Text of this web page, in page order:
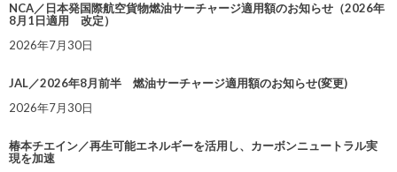
NCA／日本発国際航空貨物燃油サーチャージ適用額のお知らせ（2026年
8月1日適用 改定）
2026年7月30日
JAL／2026年8月前半 燃油サーチャージ適用額のお知らせ(変更)
2026年7月30日
椿本チエイン／再生可能エネルギーを活用し、カーボンニュートラル実
現を加速